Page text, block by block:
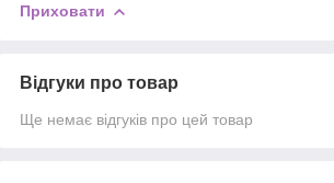
Приховати
Відгуки про товар
Ще немає відгуків про цей товар